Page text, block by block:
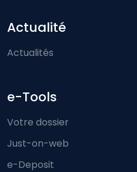
Actualité
Actualités
e-Tools
Votre dossier
Just-on-web
e-Deposit